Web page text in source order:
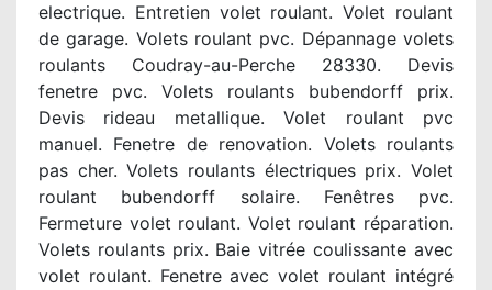
electrique. Entretien volet roulant. Volet roulant
de garage. Volets roulant pvc. Dépannage volets
roulants Coudray-au-Perche 28330. Devis
fenetre pvc. Volets roulants bubendorff prix.
Devis rideau metallique. Volet roulant pvc
manuel. Fenetre de renovation. Volets roulants
pas cher. Volets roulants électriques prix. Volet
roulant bubendorff solaire. Fenêtres pvc.
Fermeture volet roulant. Volet roulant réparation.
Volets roulants prix. Baie vitrée coulissante avec
volet roulant. Fenetre avec volet roulant intégré